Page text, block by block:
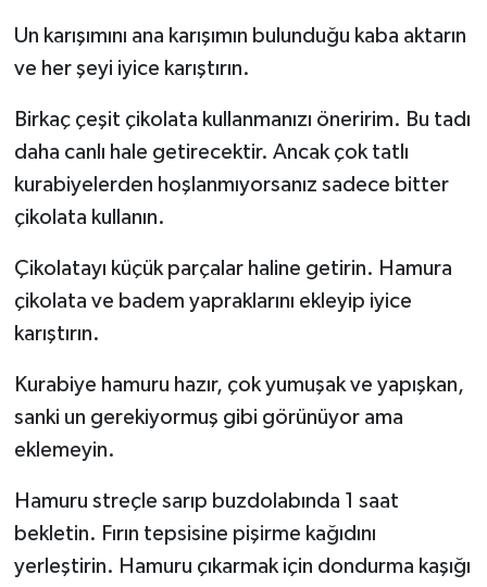
Un karışımını ana karışımın bulunduğu kaba aktarın
ve her şeyi iyice karıştırın.
Birkaç çeşit çikolata kullanmanızı öneririm. Bu tadı
daha canlı hale getirecektir. Ancak çok tatlı
kurabiyelerden hoşlanmıyorsanız sadece bitter
çikolata kullanın.
Çikolatayı küçük parçalar haline getirin. Hamura
çikolata ve badem yapraklarını ekleyip iyice
karıştırın.
Kurabiye hamuru hazır, çok yumuşak ve yapışkan,
sanki un gerekiyormuş gibi görünüyor ama
eklemeyin.
Hamuru streçle sarıp buzdolabında 1 saat
bekletin. Fırın tepsisine pişirme kağıdını
yerleştirin. Hamuru çıkarmak için dondurma kaşığı